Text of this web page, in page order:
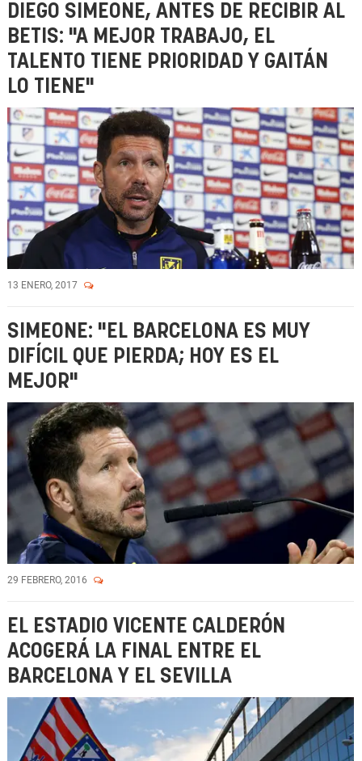
DIEGO SIMEONE, ANTES DE RECIBIR AL
BETIS: "A MEJOR TRABAJO, EL
TALENTO TIENE PRIORIDAD Y GAITÁN
LO TIENE"
13 ENERO, 2017
SIMEONE: "EL BARCELONA ES MUY
DIFÍCIL QUE PIERDA; HOY ES EL
MEJOR"
29 FEBRERO, 2016
EL ESTADIO VICENTE CALDERÓN
ACOGERÁ LA FINAL ENTRE EL
BARCELONA Y EL SEVILLA